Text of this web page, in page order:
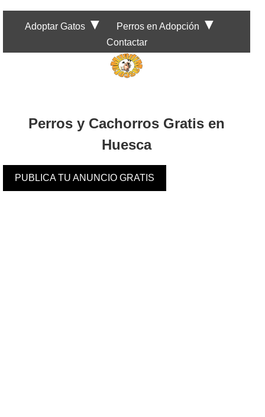
Adoptar Gatos ▼ Perros en Adopción ▼
Contactar
Perros y Cachorros Gratis en
Huesca
PUBLICA TU ANUNCIO GRATIS